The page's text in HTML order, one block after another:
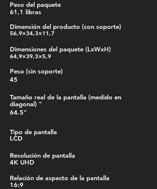
Peso del paquete
61,1 libras
Dimensión del producto (con soporte)
56,9×34,3×11,7
Dimensiones del paquete (LxWxH)
64,9×39,3×5,9
Peso (sin soporte)
45
Tamaño real de la pantalla (medido en
diagonal) "
64.5"
Tipo de pantalla
LCD
Resolución de pantalla
4K UHD
Relación de aspecto de la pantalla
16:9